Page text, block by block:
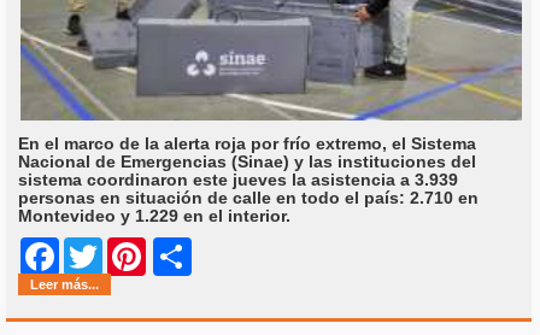
En el marco de la alerta roja por frío extremo, el Sistema
Nacional de Emergencias (Sinae) y las instituciones del
sistema coordinaron este jueves la asistencia a 3.939
personas en situación de calle en todo el país: 2.710 en
Montevideo y 1.229 en el interior.
Facebook
Twitter Pinterest
Leer más...